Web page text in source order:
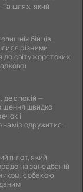
Та шлях, який
бійців
різними
світу жорстоких
де спокій —
швидко
і
одружитися,
пілот, який
на занедбаній
собакою